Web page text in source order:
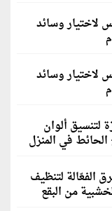
أسس لاختيار وسائد
أسس لاختيار وسائد
لتنسيق ألوان
الحائط في المنزل
الفعّالة لتنظيف
من البقع